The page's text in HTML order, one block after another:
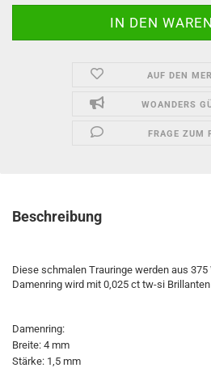
AUF DEN
WOANDERS
FRAGE ZUM
Beschreibung
Diese schmalen Trauringe werden aus
Damenring wird mit 0,025 ct tw-si
Damenring:
Breite: 4 mm
Stärke: 1,5 mm